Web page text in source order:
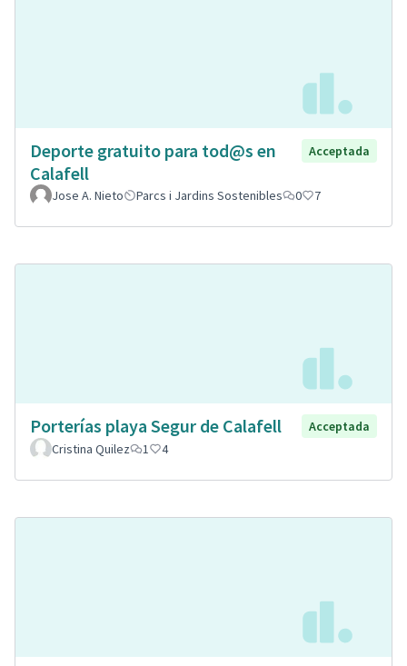
Deporte gratuito para tod@s en
Calafell
Acceptada
Jose A. Nieto Parcs i Jardins Sostenibles 0 7
Porterías playa Segur de Calafell
Acceptada
Cristina Quilez
1 4